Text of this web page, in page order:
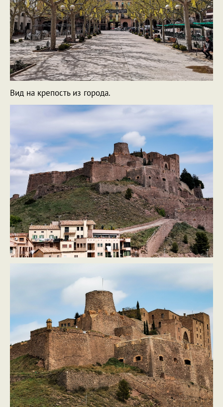
Вид на крепость из города.